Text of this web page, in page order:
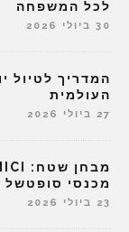
לכל המשפחה
30 ביולי 2026
המדריך לטיול
העולמית
27 ביולי 2026
מכנסי סופטשל
23 ביולי 2026